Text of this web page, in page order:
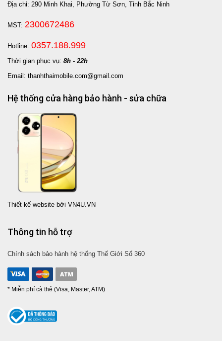
Địa chỉ: 290 Minh Khai, Phường Từ Sơn, Tỉnh Bắc Ninh
MST: 2300672486
Hotline: 0357.188.999
Thời gian phục vụ: 8h - 22h
Email: thanhthaimobile.com@gmail.com
Hệ thống cửa hàng bảo hành - sửa chữa
Thiết kế website bởi VN4U.VN
Thông tin hỗ trợ
Chính sách bảo hành hệ thống Thế Giới Số 360
* Miễn phí cà thẻ (Visa, Master, ATM)